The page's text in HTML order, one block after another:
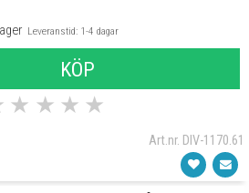
Leveranstid: 1-4 dagar
KÖP
★ ★ ★ ★
Art.nr. DIV-1170.61